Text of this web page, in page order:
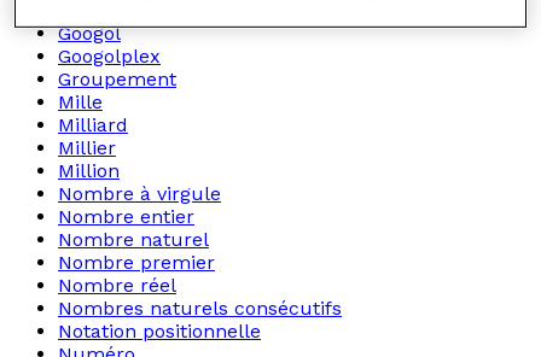
Googol
Googolplex
Groupement
Mille
Milliard
Millier
Million
Nombre à virgule
Nombre entier
Nombre naturel
Nombre premier
Nombre réel
Nombres naturels consécutifs
Notation positionnelle